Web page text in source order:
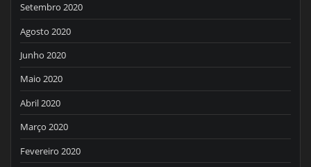
Setembro 2020
Agosto 2020
Junho 2020
Maio 2020
Abril 2020
Março 2020
Fevereiro 2020